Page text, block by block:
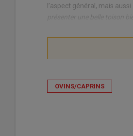
l’aspect général, mais aussi
OVINS/CAPRINS